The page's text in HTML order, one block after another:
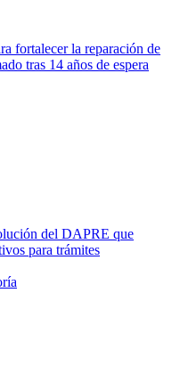
fortalecer la reparación de
tras 14 años de espera
del DAPRE que
para trámites